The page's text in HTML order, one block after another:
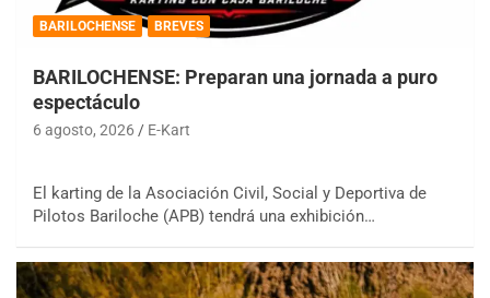
BARILOCHENSE BREVES
BARILOCHENSE: Preparan una jornada a puro
espectáculo
6 agosto, 2026 E-Kart
El karting de la Asociación Civil, Social y Deportiva de
Pilotos Bariloche (APB) tendrá una exhibición…